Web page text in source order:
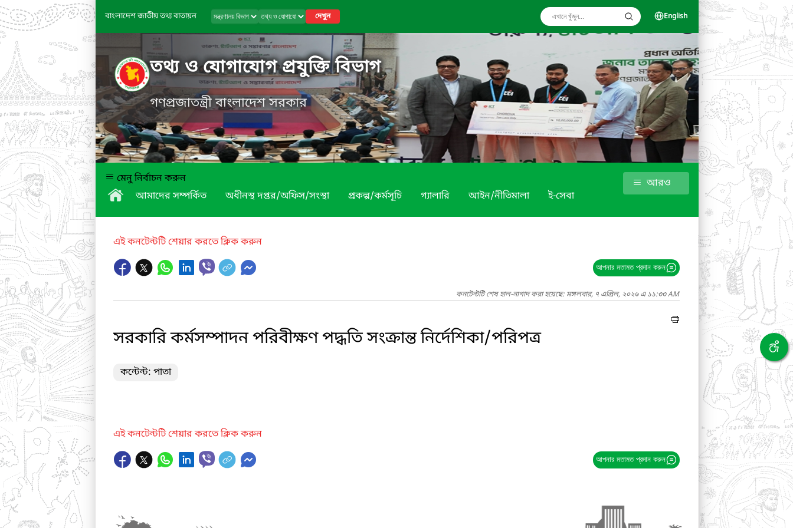
বাংলাদেশ জাতীয় তথ্য বাতায়ন দেখুন English
তথ্য ও যোগাযোগ প্রযুক্তি বিভাগ
গণপ্রজাতন্ত্রী বাংলাদেশ সরকার
মেনু নির্বাচন করুন
আমাদের সম্পর্কিত
অধীনস্থ দপ্তর/অফিস/সংস্থা প্রকল্প/কর্মসূচি গ্যালারি আইন/নীতিমালা ই-সেবা
আরও
এই কনটেন্টটি শেয়ার করতে ক্লিক করুন
আপনার মতামত প্রদান করুন
কনটেন্টটি শেষ হাল-নাগাদ করা হয়েছে: মঙ্গলবার, ৭ এপ্রিল, ২০২৬ এ ১১:৩৩ AM
সরকারি কর্মসম্পাদন পরিবীক্ষণ পদ্ধতি সংক্রান্ত নির্দেশিকা/পরিপত্র
কন্টেন্ট: পাতা
এই কনটেন্টটি শেয়ার করতে ক্লিক করুন
আপনার মতামত প্রদান করুন